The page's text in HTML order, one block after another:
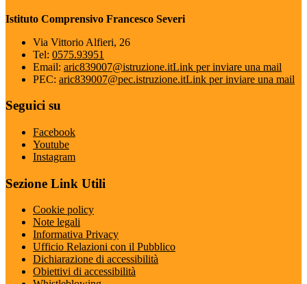
Istituto Comprensivo Francesco Severi
Via Vittorio Alfieri, 26
Tel: 0575.93951
Email: aric839007@istruzione.itLink per inviare una mail
PEC: aric839007@pec.istruzione.itLink per inviare una mail
Seguici su
Facebook
Youtube
Instagram
Sezione Link Utili
Cookie policy
Note legali
Informativa Privacy
Ufficio Relazioni con il Pubblico
Dichiarazione di accessibilità
Obiettivi di accessibilità